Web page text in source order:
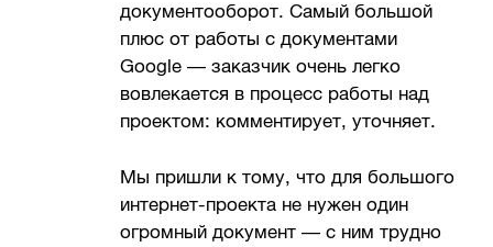
документооборот. Самый большой
плюс от работы с документами
Google — заказчик очень легко
вовлекается в процесс работы над
проектом: комментирует, уточняет.
Мы пришли к тому, что для большого
интернет-проекта не нужен один
огромный документ — с ним трудно